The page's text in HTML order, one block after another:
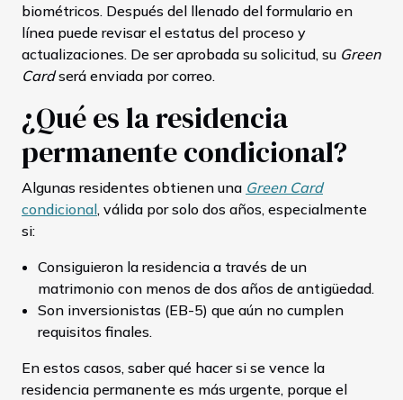
biométricos. Después del llenado del formulario en
línea puede revisar el estatus del proceso y
actualizaciones. De ser aprobada su solicitud, su Green
Cardserá enviada por correo.
¿Qué es la residencia
permanente condicional?
Algunas residentes obtienen una Green Card
condicional, válida por solo dos años, especialmente
si:
Consiguieron la residencia a través de un
matrimonio con menos de dos años de antigüedad.
Son inversionistas (EB-5) que aún no cumplen
requisitos finales.
En estos casos, saber qué hacer si se vence la
residencia permanente es más urgente, porque el